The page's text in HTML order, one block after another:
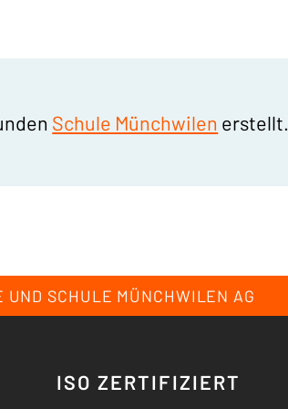
Schule Münchwilen erstellt.
SCHULE MÜNCHWILEN AG
ISO ZERTIFIZIERT